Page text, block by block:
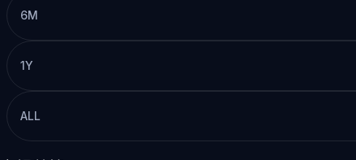
6M
1Y
ALL